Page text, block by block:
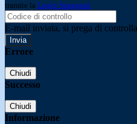
tramite la Login Spaggiari
E-mail inviata, si prega di
Errore
Chiudi
Successo
Chiudi
Informazione